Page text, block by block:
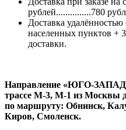
рублей...............780
Доставка
населенных пунктов +
доставки.
Направление «ЮГО-
трассе М-3, М-1 из Москвы
по маршруту: Обнинск,
Киров, Смоленск.